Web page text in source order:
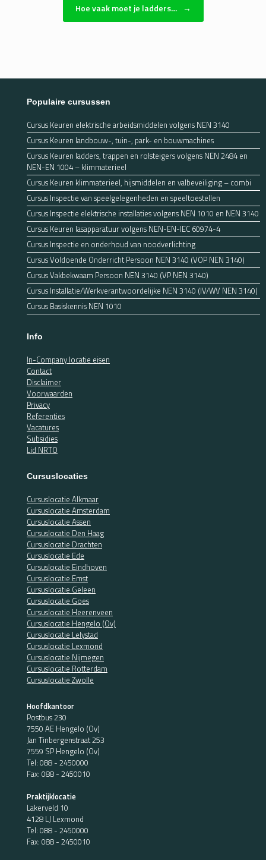
Hoe vaak moet je ladders… →
Populaire cursussen
Cursus Keuren elektrische arbeidsmiddelen volgens NEN 3140
Cursus Keuren landbouw-, tuin-, park- en bouwmachines
Cursus Keuren ladders, trappen en rolsteigers volgens NEN 2484 en
NEN-EN 1004 – klimmaterieel
Cursus Keuren klimmaterieel, hijsmiddelen en valbeveiliging – combi
Cursus Inspectie van speelgelegenheden en speeltoestellen
Cursus Inspectie elektrische installaties volgens NEN 1010 en NEN 3140
Cursus Keuren lasapparatuur volgens NEN-EN-IEC 60974-4
Cursus Inspectie en onderhoud van noodverlichting
Cursus Voldoende Onderricht Persoon NEN 3140 (VOP NEN 3140)
Cursus Vakbekwaam Persoon NEN 3140 (VP NEN 3140)
Cursus Installatie/Werkverantwoordelijke NEN 3140 (IV/WV NEN 3140)
Cursus Basiskennis NEN 1010
Info
In-Company locatie eisen
Contact
Disclaimer
Voorwaarden
Privacy
Referenties
Vacatures
Subsidies
Lid NRTO
Cursuslocaties
Cursuslocatie Alkmaar
Cursuslocatie Amsterdam
Cursuslocatie Assen
Cursuslocatie Den Haag
Cursuslocatie Drachten
Cursuslocatie Ede
Cursuslocatie Eindhoven
Cursuslocatie Emst
Cursuslocatie Geleen
Cursuslocatie Goes
Cursuslocatie Heerenveen
Cursuslocatie Hengelo (Ov)
Cursuslocatie Lelystad
Cursuslocatie Lexmond
Cursuslocatie Nijmegen
Cursuslocatie Rotterdam
Cursuslocatie Zwolle
Hoofdkantoor
Postbus 230
7550 AE Hengelo (Ov)
Jan Tinbergenstraat 253
7559 SP Hengelo (Ov)
Tel: 088 - 2450000
Fax: 088 - 2450010
Praktijklocatie
Lakerveld 10
4128 LJ Lexmond
Tel: 088 - 2450000
Fax: 088 - 2450010